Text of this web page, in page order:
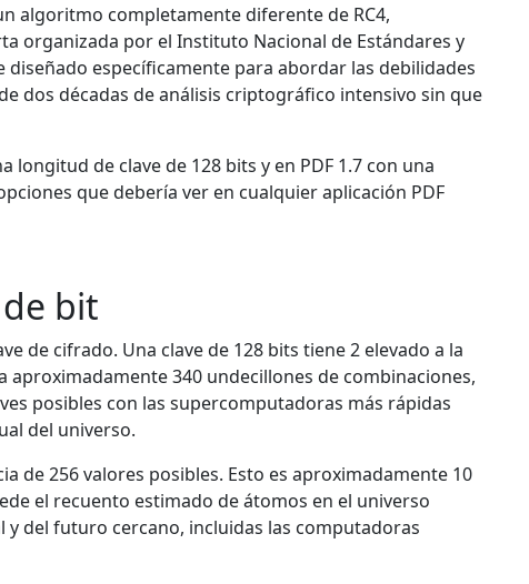
algoritmo completamente diferente de RC4,
organizada por el Instituto Nacional de Estándares y
diseñado específicamente para abordar las debilidades
dos décadas de análisis criptográfico intensivo sin que
longitud de clave de 128 bits y en PDF 1.7 con una
que debería ver en cualquier aplicación PDF
bit
de cifrado. Una clave de 128 bits tiene 2 elevado a la
aproximadamente 340 undecillones de combinaciones,
posibles con las supercomputadoras más rápidas
del universo.
de 256 valores posibles. Esto es aproximadamente 10
el recuento estimado de átomos en el universo
del futuro cercano, incluidas las computadoras